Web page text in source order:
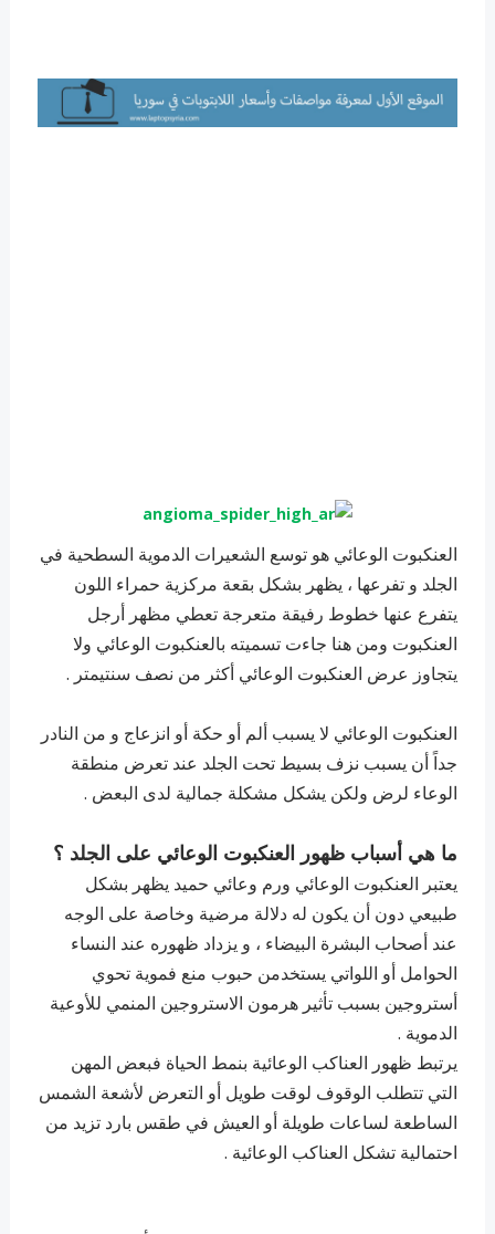
العنكبوت الوعائي هو توسع الشعيرات الدموية السطحية في
الجلد و تفرعها ، يظهر بشكل بقعة مركزية حمراء اللون
يتفرع عنها خطوط رفيقة متعرجة تعطي مظهر أرجل
العنكبوت ومن هنا جاءت تسميته بالعنكبوت الوعائي ولا
يتجاوز عرض العنكبوت الوعائي أكثر من نصف سنتيمتر .
العنكبوت الوعائي لا يسبب ألم أو حكة أو انزعاج و من النادر
جداً أن يسبب نزف بسيط تحت الجلد عند تعرض منطقة
الوعاء لرض ولكن يشكل مشكلة جمالية لدى البعض .
ما هي أسباب ظهور العنكبوت الوعائي على الجلد ؟
يعتبر العنكبوت الوعائي ورم وعائي حميد يظهر بشكل
طبيعي دون أن يكون له دلالة مرضية وخاصة على الوجه
عند أصحاب البشرة البيضاء ، و يزداد ظهوره عند النساء
الحوامل أو اللواتي يستخدمن حبوب منع فموية تحوي
أستروجين بسبب تأثير هرمون الاستروجين المنمي للأوعية
الدموية .
يرتبط ظهور العناكب الوعائية بنمط الحياة فبعض المهن
التي تتطلب الوقوف لوقت طويل أو التعرض لأشعة الشمس
الساطعة لساعات طويلة أو العيش في طقس بارد تزيد من
احتمالية تشكل العناكب الوعائية .